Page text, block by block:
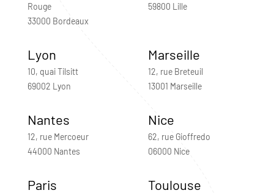
Rouge
33000 Bordeaux
59800 Lille
Lyon
10, quai Tilsitt
69002 Lyon
Marseille
12, rue Breteuil
13001 Marseille
Nantes
12, rue Mercoeur
44000 Nantes
Nice
62, rue Gioffredo
06000 Nice
Paris Toulouse